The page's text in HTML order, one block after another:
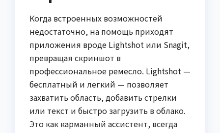
Когда встроенных возможностей
недостаточно, на помощь приходят
приложения вроде Lightshot или Snagit,
превращая скриншот в
профессиональное ремесло. Lightshot —
бесплатный и легкий — позволяет
захватить область, добавить стрелки
или текст и быстро загрузить в облако.
Это как карманный ассистент, всегда